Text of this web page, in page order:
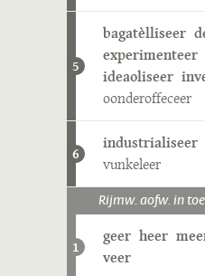
5
bagatèlliseer
experimenteer
ideaoliseer
oonderoffeceer
6
industrialiseer
vunkeleer
Rijmw. aofw. in
1
geer heer
veer